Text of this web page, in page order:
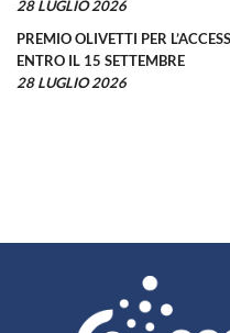
28 LUGLIO 2026
PREMIO OLIVETTI PER
ENTRO IL 15 SETTEMBRE
28 LUGLIO 2026